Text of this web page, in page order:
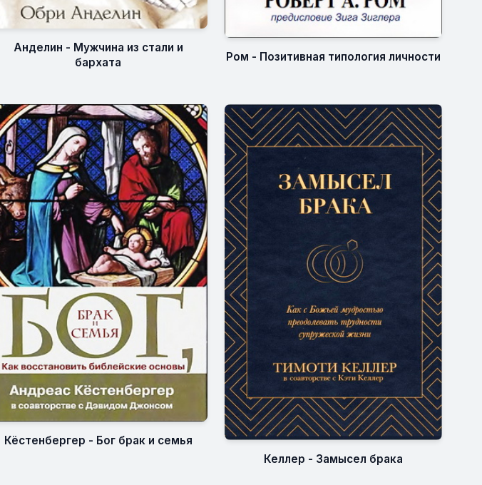
Анделин - Мужчина из стали и
бархата
Ром - Позитивная типология личности
Кёстенбергер - Бог брак и семья
Келлер - Замысел брака